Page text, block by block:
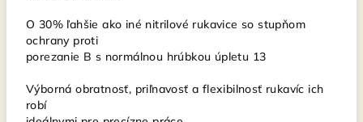
O 30% ľahšie ako iné nitrilové rukavice so stupňom
ochrany proti
porezanie B s normálnou hrúbkou úpletu 13
Výborná obratnosť, priľnavosť a flexibilnosť rukavíc ich
robí